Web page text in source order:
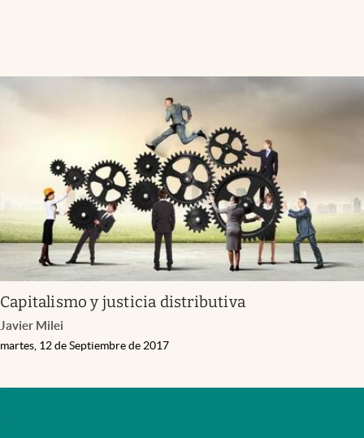
Capitalismo y justicia distributiva
Javier Milei
martes, 12 de Septiembre de 2017